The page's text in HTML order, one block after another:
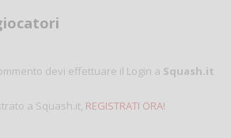
devi effettuare il Login a Squash.it
a Squash.it, REGISTRATI ORA!